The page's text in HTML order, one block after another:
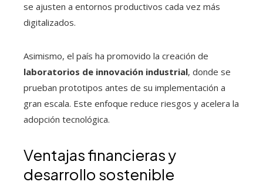
se ajusten a entornos productivos cada vez más
digitalizados.
Asimismo, el país ha promovido la creación de
laboratorios de innovación industrial, donde se
prueban prototipos antes de su implementación a
gran escala. Este enfoque reduce riesgos y acelera la
adopción tecnológica.
Ventajas financieras y
desarrollo sostenible